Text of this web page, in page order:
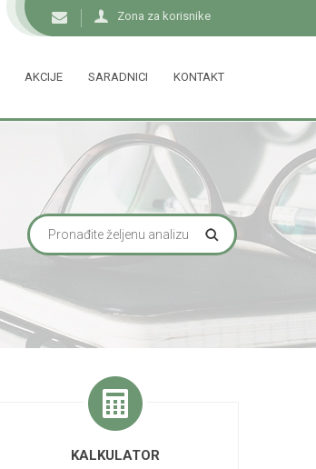
Zona za korisnike
AKCIJE SARADNICI KONTAKT
KALKULATOR